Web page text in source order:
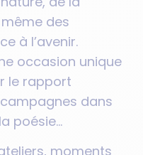
des
à l’avenir.
occasion unique
le rapport
dans
poésie…
moments